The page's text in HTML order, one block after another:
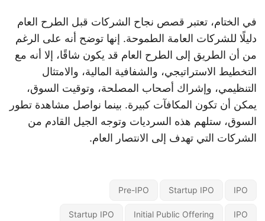
في الختام، تعتبر قصص نجاح الشركات قبل الطرح العام
دليلًا للشركات العامة الطموحة. إنها توضح أنه على الرغم
من أن الطريق إلى الطرح العام قد يكون شاقًا، إلا أنه مع
التخطيط الاستراتيجي، والشفافية المالية، والامتثال
التنظيمي، وإشراك أصحاب المصلحة، وتوقيت السوق،
يمكن أن تكون المكافآت كبيرة. بينما نواصل مشاهدة تطور
السوق، ستلهم هذه السرديات وتوجه الجيل القادم من
الشركات التي تهدف إلى الانتصار العام.
IPO
Startup IPO
Pre-IPO
IPO
Initial Public Offering
Startup IPO